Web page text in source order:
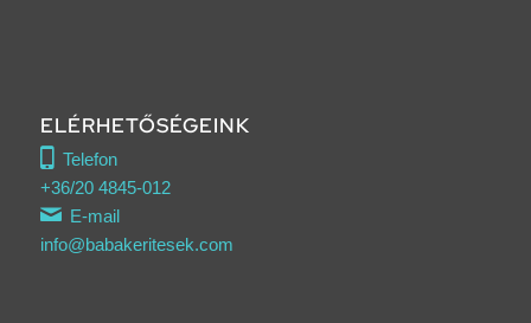
ELÉRHETŐSÉGEINK
Telefon
+36/20 4845-012
E-mail
info@babakeritesek.com